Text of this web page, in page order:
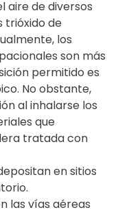
aire de diversos
trióxido de
los
son más
permitido es
No obstante,
al inhalarse los
que
tratada con
en sitios
las vías aéreas